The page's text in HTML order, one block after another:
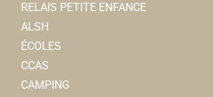
RELAIS PETITE ENFANCE
ALSH
ÉCOLES
CCAS
CAMPING